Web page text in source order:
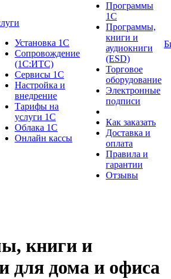
Установка 1С
Сопровождение
(1С:ИТС)
Сервисы 1С
Настройка и
внедрение
Тарифы на
услуги 1С
Облака 1С
Онлайн кассы
Программы
1С
Программы,
книги и
аудиокниги
(ESD)
Торговое
оборудование
Электронные
подписи
Как заказать
Доставка и
оплата
Правила и
гарантии
Отзывы
книги и
для дома и офиса